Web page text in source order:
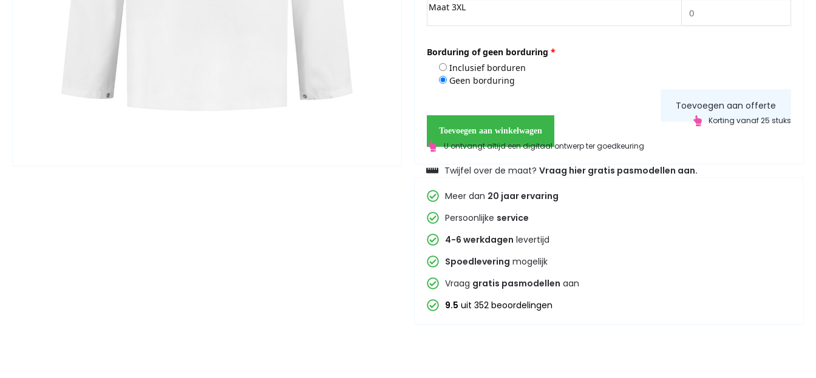
Maat 3XL
Borduring of geen borduring *
Inclusief borduren
Geen borduring
Toevoegen aan winkelwagen
U ontvangt altijd een digitaal ontwerp ter goedkeuring
Toevoegen aan offerte
Korting vanaf 25 stuks
Twijfel over de maat? Vraag hier gratis pasmodellen aan.
Meer dan 20 jaar ervaring
Persoonlijke service
4-6 werkdagen levertijd
Spoedlevering mogelijk
Vraag gratis pasmodellen aan
9.5 uit 352 beoordelingen